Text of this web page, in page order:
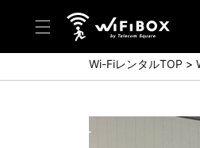
ヘルプ／お問い合わせ
ヘルプセンター(FAQ)(日
Wi-FiレンタルTOP